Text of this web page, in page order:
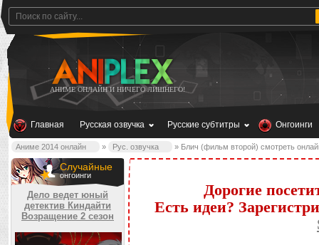
АНИМЕ ОНЛАЙН И НИЧЕГО ЛИШНЕГО!
Главная Русская озвучка Русские субтитры Онгоинги
Аниме 2014 онлайн » Рус. озвучка » Блич (фильм второй) смотреть
Случайные
онгоинги
Дело ведет юный
детектив Киндайти
Возращение 2 сезон
Дорогие
Есть идеи?